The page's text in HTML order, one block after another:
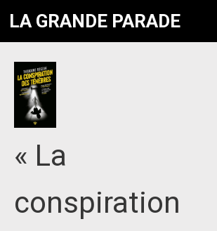
LA GRANDE PARADE
« La
conspiration